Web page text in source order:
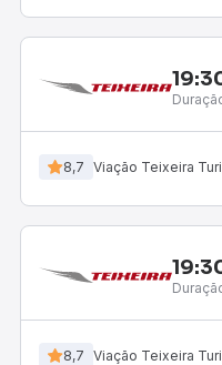
8,7 Viação Teixeira
8,7 Viação Teixeira